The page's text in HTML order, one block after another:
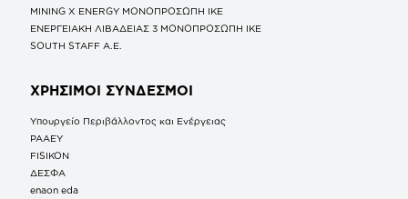
MINING X ENERGY ΜΟΝΟΠΡΟΣΩΠΗ ΙΚΕ
ΕΝΕΡΓΕΙΑΚΗ ΛΙΒΑΔΕΙΑΣ 3 ΜΟΝΟΠΡΟΣΩΠΗ ΙΚΕ
SOUTH STAFF Α.Ε.
ΧΡΗΣΙΜΟΙ ΣΥΝΔΕΣΜΟΙ
Υπουργείο Περιβάλλοντος και Ενέργειας
ΡΑΑΕΥ
FISIKON
ΔΕΣΦΑ
enaon eda